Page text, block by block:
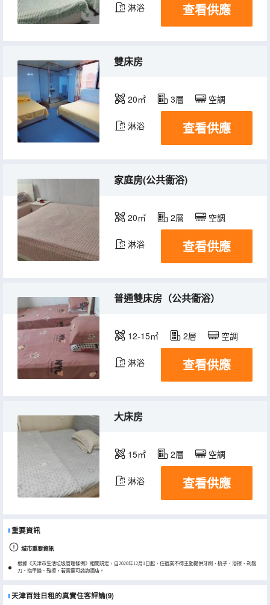
淋浴 查看供應
雙床房
20㎡ 3層 空調
淋浴 查看供應
家庭房(公共衞浴)
20㎡ 2層 空調
淋浴 查看供應
普通雙床房（公共衞浴）
12-15㎡ 2層 空調
淋浴 查看供應
大床房
15㎡ 2層 空調
淋浴 查看供應
重要資訊
城市重要資訊
根據《天津市生活垃圾管理條例》相關規定，自2020年12月1日起，住宿業不得主動提供牙刷、梳子、浴擦、剃鬚
刀、指甲銼、鞋擦，若需要可諮詢酒店。
天津百姓日租的真實住客評論(9)